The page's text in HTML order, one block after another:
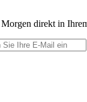
direkt in